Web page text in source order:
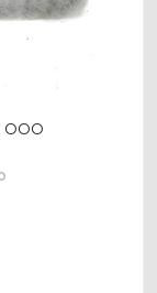
ООО